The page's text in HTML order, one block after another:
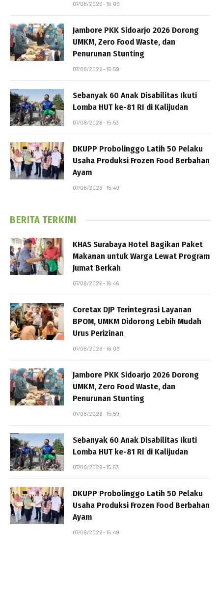
07/08/2026 - 16:09
Jambore PKK Sidoarjo 2026 Dorong
UMKM, Zero Food Waste, dan
Penurunan Stunting
07/08/2026 - 15:59
Sebanyak 60 Anak Disabilitas Ikuti
Lomba HUT ke-81 RI di Kalijudan
07/08/2026 - 15:53
DKUPP Probolinggo Latih 50 Pelaku
Usaha Produksi Frozen Food Berbahan
Ayam
07/08/2026 - 15:49
BERITA TERKINI
KHAS Surabaya Hotel Bagikan Paket
Makanan untuk Warga Lewat Program
Jumat Berkah
07/08/2026 - 16:46
Coretax DJP Terintegrasi Layanan
BPOM, UMKM Didorong Lebih Mudah
Urus Perizinan
07/08/2026 - 16:09
Jambore PKK Sidoarjo 2026 Dorong
UMKM, Zero Food Waste, dan
Penurunan Stunting
07/08/2026 - 15:59
Sebanyak 60 Anak Disabilitas Ikuti
Lomba HUT ke-81 RI di Kalijudan
07/08/2026 - 15:53
DKUPP Probolinggo Latih 50 Pelaku
Usaha Produksi Frozen Food Berbahan
Ayam
07/08/2026 - 15:49